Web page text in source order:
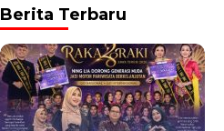
Berita Terbaru